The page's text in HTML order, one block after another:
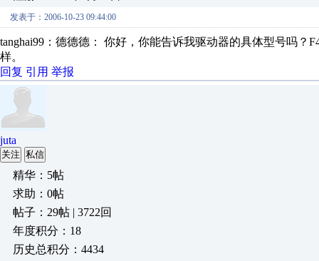
发表于：2006-10-23 09:44:00
tanghai99：德德德： 你好，你能告诉我驱动器的具体型号吗
样。
回复 引用 举报
juta
关注 私信
精华：5帖
求助：0帖
帖子：29帖 | 3722回
年度积分：18
历史总积分：4434